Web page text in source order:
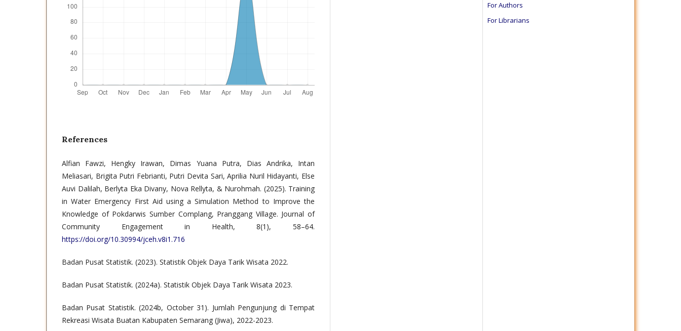
References
Alfian Fawzi, Hengky Irawan, Dimas Yuana Putra, Dias Andrika, Intan
Meliasari, Brigita Putri Febrianti, Putri Devita Sari, Aprilia Nuril Hidayanti, Else
Auvi Dalilah, Berlyta Eka Divany, Nova Rellyta, & Nurohmah. (2025). Training
in Water Emergency First Aid using a Simulation Method to Improve the
Knowledge of Pokdarwis Sumber Complang, Pranggang Village. Journal of
Community Engagement in Health, 8(1), 58–64.
https://doi.org/10.30994/jceh.v8i1.716
Badan Pusat Statistik. (2023). Statistik Objek Daya Tarik Wisata 2022.
Badan Pusat Statistik. (2024a). Statistik Objek Daya Tarik Wisata 2023.
Badan Pusat Statistik. (2024b, October 31). Jumlah Pengunjung di Tempat
Rekreasi Wisata Buatan Kabupaten Semarang (Jiwa), 2022-2023.
For Authors
For Librarians